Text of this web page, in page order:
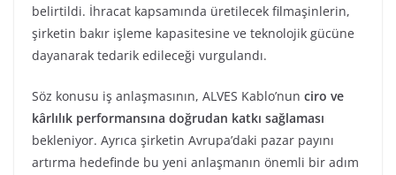
belirtildi. İhracat kapsamında üretilecek filmaşinlerin,
şirketin bakır işleme kapasitesine ve teknolojik gücüne
dayanarak tedarik edileceği vurgulandı.
Söz konusu iş anlaşmasının, ALVES Kablo’nun ciro ve
kârlılık performansına doğrudan katkı sağlaması
bekleniyor. Ayrıca şirketin Avrupa’daki pazar payını
artırma hedefinde bu yeni anlaşmanın önemli bir adım